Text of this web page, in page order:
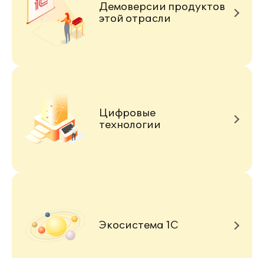
Демоверсии продуктов
этой отрасли
Цифровые
технологии
Экосистема 1С